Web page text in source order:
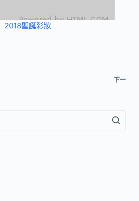
2018聖誕彩妝
下一